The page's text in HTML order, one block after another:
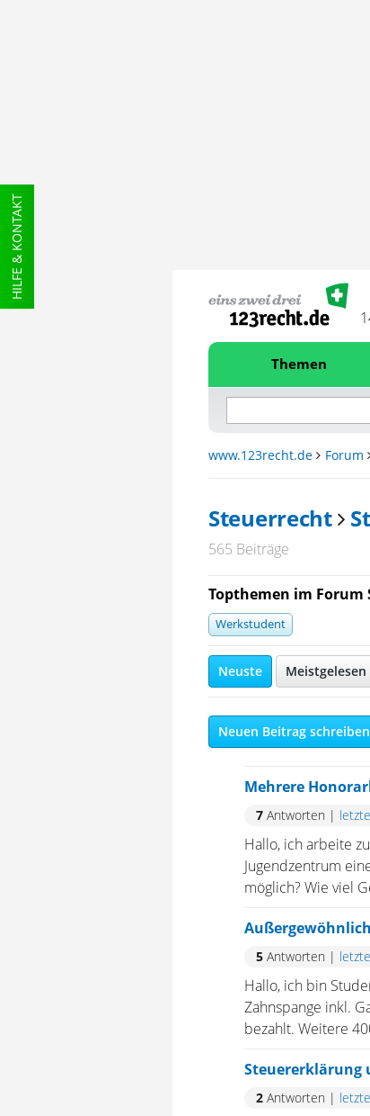
HILFE & KONTAKT
Themen
www.123recht.de Forum
Steuerrecht
565 Beiträge
Topthemen im
Werkstudent
Neuste Meistgelesen
Neuen Beitrag schreiben
Mehrere
7 Antworten |
Hallo, ich arbeite
Jugendzentrum
möglich? Wie viel
5 Antworten |
Hallo, ich bin
Zahnspange inkl.
bezahlt. Weitere
Steuererklärung
2 Antworten |